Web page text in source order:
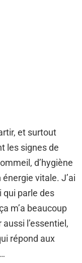
et surtout
les signes de
d’hygiène
vitale. J’ai
qui parle des
m’a beaucoup
l’essentiel,
répond aux